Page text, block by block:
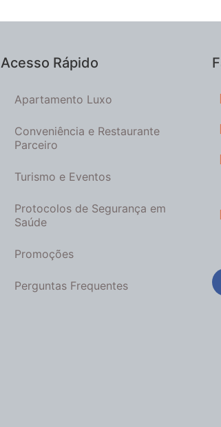
Acesso Rápido
Apartamento Luxo
Conveniência e Restaurante
Parceiro
Turismo e Eventos
Protocolos de Segurança em
Saúde
Promoções
Perguntas Frequentes